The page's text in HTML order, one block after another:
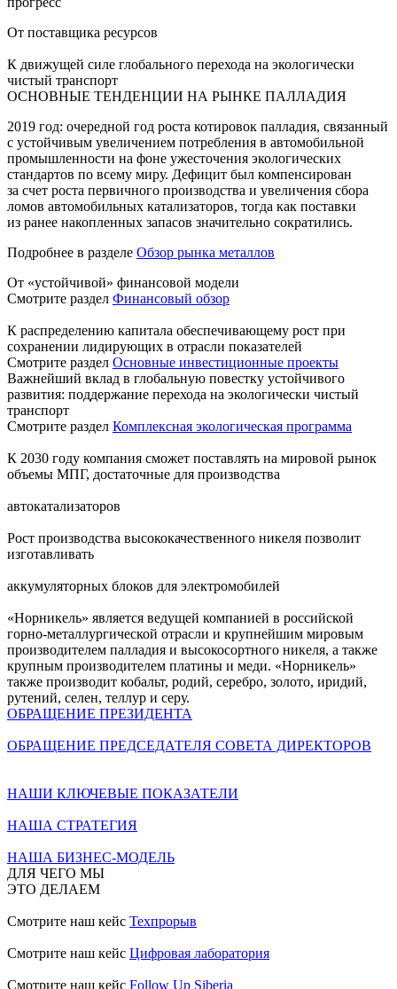
От поставщика ресурсов
К движущей силе глобального перехода на экологически
чистый транспорт
ОСНОВНЫЕ ТЕНДЕНЦИИ НА РЫНКЕ ПАЛЛАДИЯ
2019 год: очередной год роста котировок палладия, связанный
с устойчивым увеличением потребления в автомобильной
промышленности на фоне ужесточения экологических
стандартов по всему миру. Дефицит был компенсирован
за счет роста первичного производства и увеличения сбора
ломов автомобильных катализаторов, тогда как поставки
из ранее накопленных запасов значительно сократились.
Подробнее в разделе Обзор рынка металлов
От «устойчивой» финансовой модели
Смотрите раздел Финансовый обзор
К распределению капитала обеспечивающему рост при
сохранении лидирующих в отрасли показателей
Смотрите раздел Основные инвестиционные проекты
Важнейший вклад в глобальную повестку устойчивого
развития: поддержание перехода на экологически чистый
транспорт
Смотрите раздел Комплексная экологическая программа
К 2030 году компания сможет поставлять на мировой рынок
объемы МПГ, достаточные для производства
автокатализаторов
Рост производства высококачественного никеля позволит
изготавливать
аккумуляторных блоков для электромобилей
«Норникель» является ведущей компанией в российской
горно-металлургической отрасли и крупнейшим мировым
производителем палладия и высокосортного никеля, а также
крупным производителем платины и меди. «Норникель»
также производит кобальт, родий, серебро, золото, иридий,
рутений, селен, теллур и серу.
ОБРАЩЕНИЕ ПРЕЗИДЕНТА
ОБРАЩЕНИЕ ПРЕДСЕДАТЕЛЯ СОВЕТА ДИРЕКТОРОВ
НАШИ КЛЮЧЕВЫЕ ПОКАЗАТЕЛИ
НАША СТРАТЕГИЯ
НАША БИЗНЕС-МОДЕЛЬ
ДЛЯ ЧЕГО МЫ
ЭТО ДЕЛАЕМ
Смотрите наш кейс Техпрорыв
Смотрите наш кейс Цифровая лаборатория
Смотрите наш кейс Follow Up Siberia